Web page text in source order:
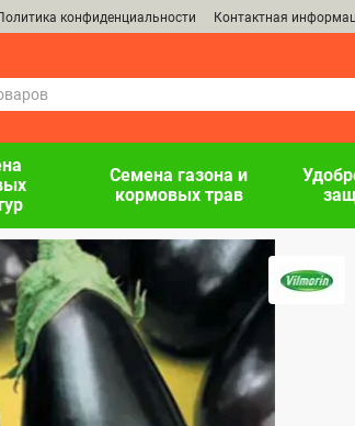
конфиденциальности Контактная
Семена газона и
кормовых трав